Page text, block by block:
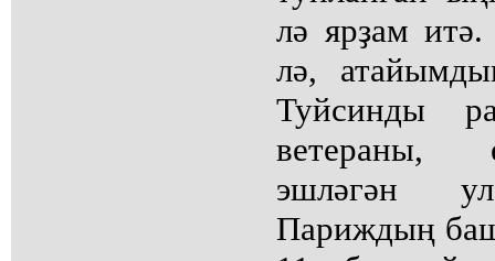
лә ярҙам итә.
лә,
Туйсинды
ветераны,
эшләгән
Париждың